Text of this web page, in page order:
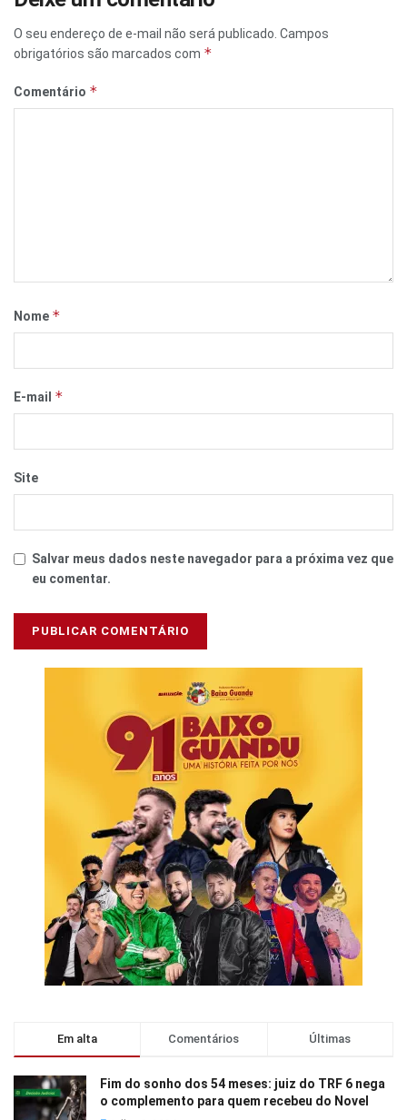
O seu endereço de e-mail não será publicado. Campos
obrigatórios são marcados com *
Comentário *
Nome *
E-mail *
Site
Salvar meus dados neste navegador para a próxima vez que
eu comentar.
Em alta Comentários Últimas
Fim do sonho dos 54 meses: juiz do TRF 6 nega
o complemento para quem recebeu do Novel